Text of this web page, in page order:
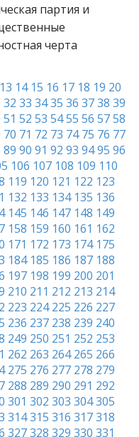
партия и
черта
13 14 15 16 17 18 19 20
32 33 3435 36 3738 39
51 52 53 5455 56 5758
70 71 72 73 74 75 76 77
89 90 91 92 93 9495 96
106 107 108 109 110
119 120 121 122 123
132 133 134 135 136
145 146 147 148 149
158 159 160 161 162
171 172 173 174 175
184 185 186 187 188
197 198 199 200 201
210 211 212 213 214
223 224 225 226 227
236 237 238 239 240
249 250 251 252 253
262 263 264 265 266
275 276 277 278 279
288 289 290 291 292
301 302 303 304305
314315 316 317318
327328 329 330 331